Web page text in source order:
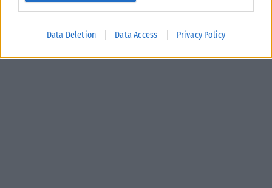
Data Deletion Data Access Privacy Policy